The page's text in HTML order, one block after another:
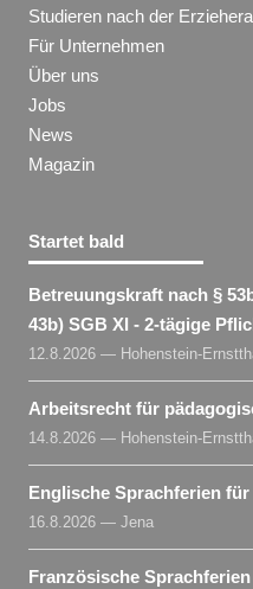
Studieren nach der
Für Unternehmen
Über uns
Jobs
News
Magazin
Startet bald
Betreuungskraft nach §
43b) SGB XI - 2-tägige
12.8.2026 — Hohenstein-
Arbeitsrecht für
14.8.2026 — Hohenstein-
Englische Sprachferien
16.8.2026 — Jena
Französische